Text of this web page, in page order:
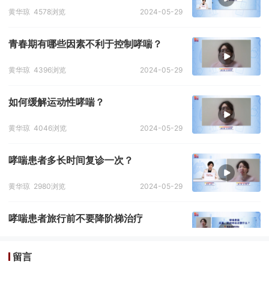
黄华琼 4578浏览 2024-05-29
青春期有哪些因素不利于控制哮喘？
黄华琼 4396浏览 2024-05-29
如何缓解运动性哮喘？
黄华琼 4046浏览 2024-05-29
哮喘患者多长时间复诊一次？
黄华琼 2980浏览 2024-05-29
哮喘患者旅行前不要降阶梯治疗
留言